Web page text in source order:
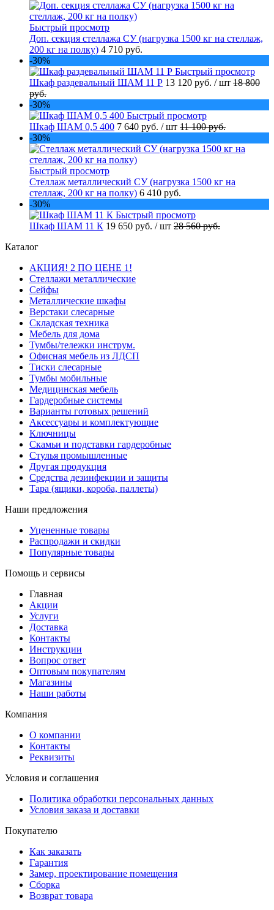
Быстрый просмотр
Доп. секция стеллажа СУ (нагрузка 1500 кг на стеллаж,
200 кг на полку) 4 710 руб.
-30%
Быстрый просмотр
Шкаф раздевальный ШАМ 11 Р 13 120 руб. / шт 18 800
руб.
-30%
Быстрый просмотр
Шкаф ШАМ 0,5 400 7 640 руб. / шт 11 100 руб.
-30%
Быстрый просмотр
Стеллаж металлический СУ (нагрузка 1500 кг на
стеллаж, 200 кг на полку) 6 410 руб.
-30%
Быстрый просмотр
Шкаф ШАМ 11 К 19 650 руб. / шт 28 560 руб.
Каталог
АКЦИЯ! 2 ПО ЦЕНЕ 1!
Стеллажи металлические
Сейфы
Металлические шкафы
Верстаки слесарные
Складская техника
Мебель для дома
Тумбы/тележки инструм.
Офисная мебель из ЛДСП
Тиски слесарные
Тумбы мобильные
Медицинская мебель
Гардеробные системы
Варианты готовых решений
Аксессуары и комплектующие
Ключницы
Скамьи и подставки гардеробные
Стулья промышленные
Другая продукция
Средства дезинфекции и защиты
Тара (ящики, короба, паллеты)
Наши предложения
Уцененные товары
Распродажи и скидки
Популярные товары
Помощь и сервисы
Главная
Акции
Услуги
Доставка
Контакты
Инструкции
Вопрос ответ
Оптовым покупателям
Магазины
Наши работы
Компания
О компании
Контакты
Реквизиты
Условия и соглашения
Политика обработки персональных данных
Условия заказа и доставки
Покупателю
Как заказать
Гарантия
Замер, проектирование помещения
Сборка
Возврат товара